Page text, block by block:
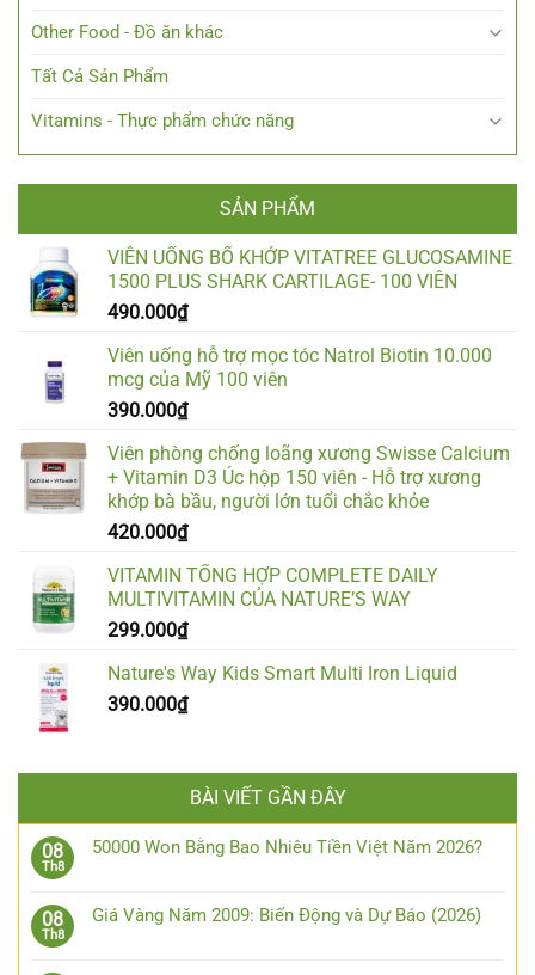
Other Food - Đồ ăn khác
Tất Cả Sản Phẩm
Vitamins - Thực phẩm chức năng
SẢN PHẨM
VIÊN UỐNG BỔ KHỚP VITATREE GLUCOSAMINE
1500 PLUS SHARK CARTILAGE- 100 VIÊN
490.000₫
Viên uống hỗ trợ mọc tóc Natrol Biotin 10.000
mcg của Mỹ 100 viên
390.000₫
Viên phòng chống loãng xương Swisse Calcium
+ Vitamin D3 Úc hộp 150 viên - Hỗ trợ xương
khớp bà bầu, người lớn tuổi chắc khỏe
420.000₫
VITAMIN TỔNG HỢP COMPLETE DAILY
MULTIVITAMIN CỦA NATURE’S WAY
299.000₫
Nature's Way Kids Smart Multi Iron Liquid
390.000₫
BÀI VIẾT GẦN ĐÂY
08
Th8
50000 Won Bằng Bao Nhiêu Tiền Việt Năm 2026?
08
Th8
Giá Vàng Năm 2009: Biến Động và Dự Báo (2026)